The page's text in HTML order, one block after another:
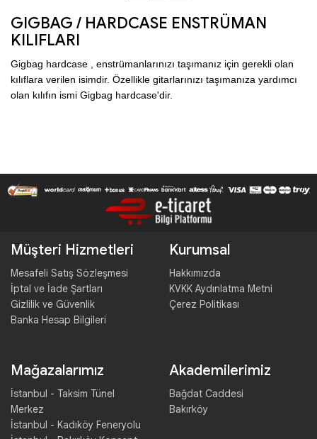
GIGBAG / HARDCASE ENSTRÜMAN
KILIFLARI
Gigbag hardcase , enstrümanlarınızı taşımanız için gerekli olan
kılıflara verilen isimdir. Özellikle gitarlarınızı taşımanıza yardımcı
olan kılıfın ismi Gigbag hardcase'dir.
Müşteri Hizmetleri
Mesafeli Satış Sözleşmesi
İptal ve İade Şartları
Gizlilik ve Güvenlik
Banka Hesap Bilgileri
Kurumsal
Hakkımızda
KVKK Aydınlatma Metni
Çerez Politikası
Mağazalarımız
İstanbul - Taksim Tünel
Merkez
İstanbul - Kadıköy Feneryolu
Akademilerimiz
Bağdat Caddesi
Bakırköy